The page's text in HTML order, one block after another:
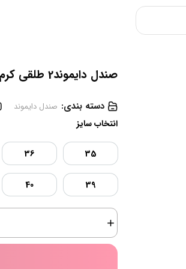
صندل دایموند2 طلقی کرم (پاشنه کتابی) کیفیتA
دسته بندی: صندل دایموند
انتخاب سایز
35
36
39
40
صندل
طلقی
کرم
(پاشنه